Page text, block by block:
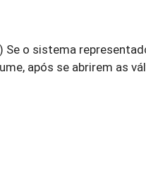
Se o sistema
após se abrirem as